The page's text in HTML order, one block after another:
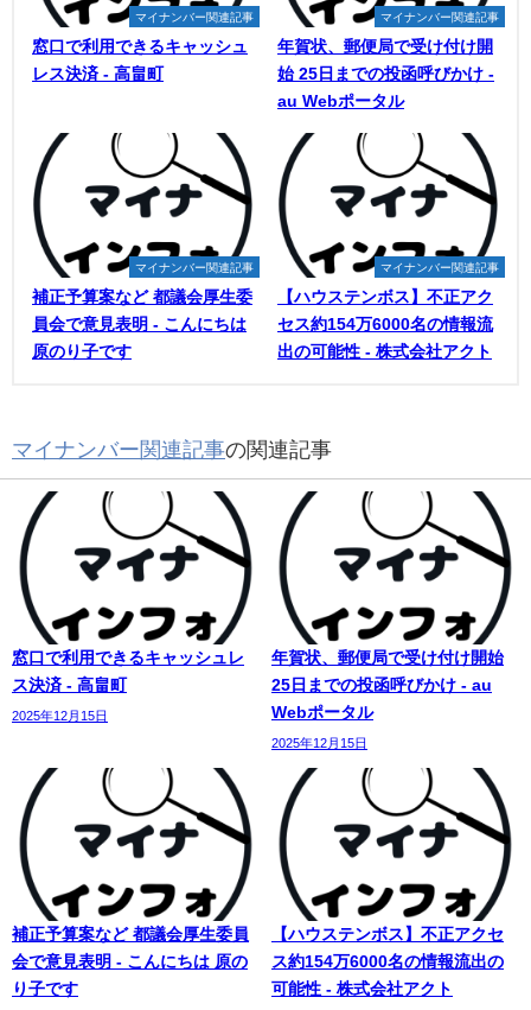
マイナンバー関連記事
窓口で利用できるキャッシュ
レス決済 - 高畠町
マイナンバー関連記事
年賀状、郵便局で受け付け開
始 25日までの投函呼びかけ -
au Webポータル
マイナンバー関連記事
補正予算案など 都議会厚生委
員会で意見表明 - こんにちは
原のり子です
マイナンバー関連記事
【ハウステンボス】不正アク
セス約154万6000名の情報流
出の可能性 - 株式会社アクト
マイナンバー関連記事の関連記事
窓口で利用できるキャッシュレ
ス決済 - 高畠町
2025年12月15日
年賀状、郵便局で受け付け開始
25日までの投函呼びかけ - au
Webポータル
2025年12月15日
補正予算案など 都議会厚生委員
会で意見表明 - こんにちは 原の
り子です
【ハウステンボス】不正アクセ
ス約154万6000名の情報流出の
可能性 - 株式会社アクト